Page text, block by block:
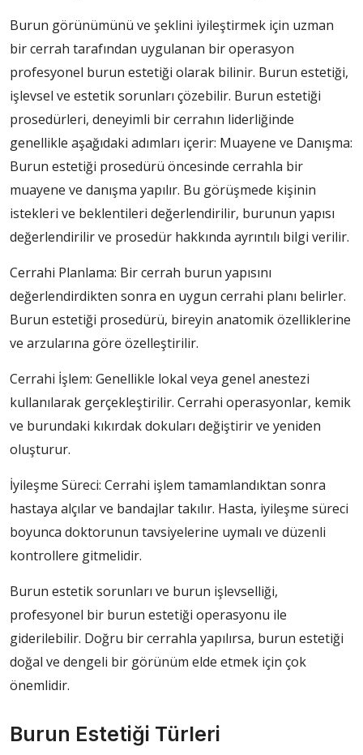
Burun görünümünü ve şeklini iyileştirmek için uzman
bir cerrah tarafından uygulanan bir operasyon
profesyonel burun estetiği olarak bilinir. Burun estetiği,
işlevsel ve estetik sorunları çözebilir. Burun estetiği
prosedürleri, deneyimli bir cerrahın liderliğinde
genellikle aşağıdaki adımları içerir: Muayene ve Danışma:
Burun estetiği prosedürü öncesinde cerrahla bir
muayene ve danışma yapılır. Bu görüşmede kişinin
istekleri ve beklentileri değerlendirilir, burunun yapısı
değerlendirilir ve prosedür hakkında ayrıntılı bilgi verilir.
Cerrahi Planlama: Bir cerrah burun yapısını
değerlendirdikten sonra en uygun cerrahi planı belirler.
Burun estetiği prosedürü, bireyin anatomik özelliklerine
ve arzularına göre özelleştirilir.
Cerrahi İşlem: Genellikle lokal veya genel anestezi
kullanılarak gerçekleştirilir. Cerrahi operasyonlar, kemik
ve burundaki kıkırdak dokuları değiştirir ve yeniden
oluşturur.
İyileşme Süreci: Cerrahi işlem tamamlandıktan sonra
hastaya alçılar ve bandajlar takılır. Hasta, iyileşme süreci
boyunca doktorunun tavsiyelerine uymalı ve düzenli
kontrollere gitmelidir.
Burun estetik sorunları ve burun işlevselliği,
profesyonel bir burun estetiği operasyonu ile
giderilebilir. Doğru bir cerrahla yapılırsa, burun estetiği
doğal ve dengeli bir görünüm elde etmek için çok
önemlidir.
Burun Estetiği Türleri